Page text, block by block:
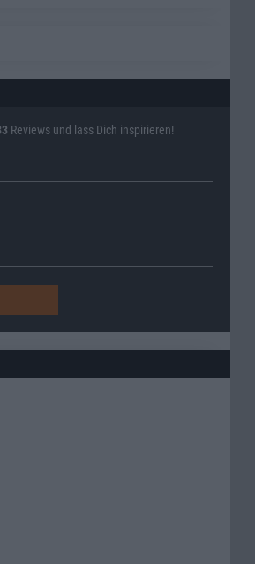
Reviews und lass Dich inspirieren!